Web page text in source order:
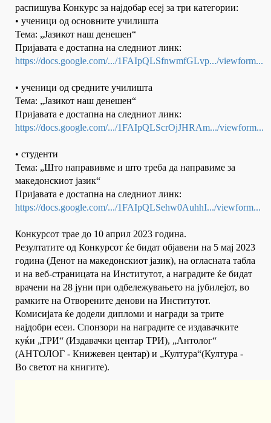
распишува Конкурс за најдобар есеј за три категории:
• ученици од основните училишта
Тема: „Јазикот наш денешен“
Пријавата е достапна на следниот линк:
https://docs.google.com/.../1FAIpQLSfnwmfGLvp.../viewform...
• ученици од средните училишта
Тема: „Јазикот наш денешен“
Пријавата е достапна на следниот линк:
https://docs.google.com/.../1FAIpQLScrOjJHRAm.../viewform...
• студенти
Тема: „Што направивме и што треба да направиме за
македонскиот јазик“
Пријавата е достапна на следниот линк:
https://docs.google.com/.../1FAIpQLSehw0AuhhI.../viewform...
Конкурсот трае до 10 април 2023 година.
Резултатите од Конкурсот ќе бидат објавени на 5 мај 2023
година (Денот на македонскиот јазик), на огласната табла
и на веб-страницата на Институтот, а наградите ќе бидат
врачени на 28 јуни при одбележувањето на јубилејот, во
рамките на Отворените денови на Институтот.
Комисијата ќе додели дипломи и награди за трите
најдобри есеи. Спонзори на наградите се издавачките
куќи „ТРИ“ (Издавачки центар ТРИ), „Антолог“
(АНТОЛОГ - Книжевен центар) и „Култура“(Култура -
Во светот на книгите).